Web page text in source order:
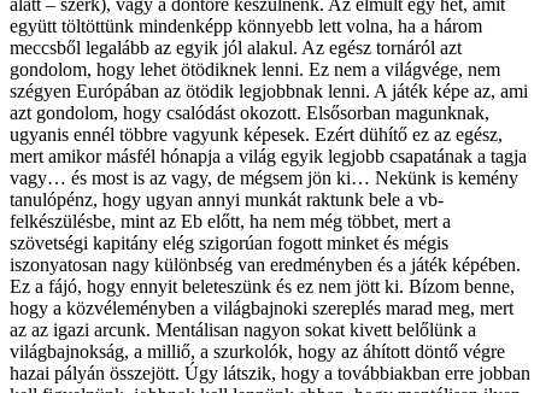
együtt töltöttünk mindenképp könnyebb lett volna, ha a három
meccsből legalább az egyik jól alakul. Az egész tornáról azt
gondolom, hogy lehet ötödiknek lenni. Ez nem a világvége, nem
szégyen Európában az ötödik legjobbnak lenni. A játék képe az, ami
azt gondolom, hogy csalódást okozott. Elsősorban magunknak,
ugyanis ennél többre vagyunk képesek. Ezért dühítő ez az egész,
mert amikor másfél hónapja a világ egyik legjobb csapatának a tagja
vagy… és most is az vagy, de mégsem jön ki… Nekünk is kemény
tanulópénz, hogy ugyan annyi munkát raktunk bele a vb-
felkészülésbe, mint az Eb előtt, ha nem még többet, mert a
szövetségi kapitány elég szigorúan fogott minket és mégis
iszonyatosan nagy különbség van eredményben és a játék képében.
Ez a fájó, hogy ennyit beleteszünk és ez nem jött ki. Bízom benne,
hogy a közvéleményben a világbajnoki szereplés marad meg, mert
az az igazi arcunk. Mentálisan nagyon sokat kivett belőlünk a
világbajnokság, a milliő, a szurkolók, hogy az áhított döntő végre
hazai pályán összejött. Úgy látszik, hogy a továbbiakban erre jobban